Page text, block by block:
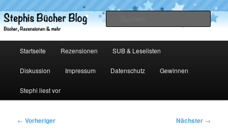
primären
Inhalt
Stephis Bücher Blog
Startseite Rezensionen SUB & Leselisten
Diskussion Impressum Datenschutz Gewinnen
Stephi liest vor
Beitragsnavigation
← Vorheriger Nächster →